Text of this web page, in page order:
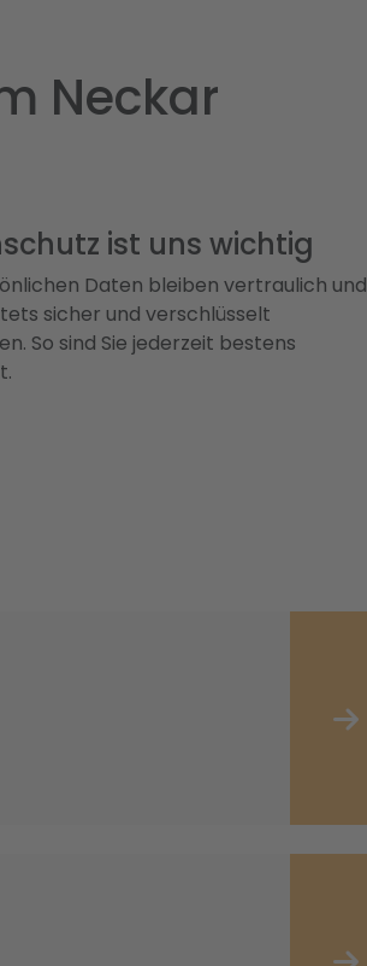
Neckar
ist uns wichtig
Daten bleiben vertraulich und
sicher und verschlüsselt
So sind Sie jederzeit bestens